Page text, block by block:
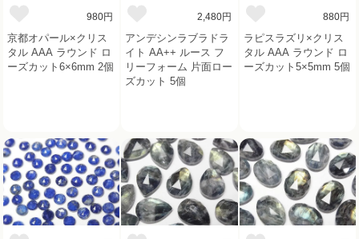
980円
京都オパール×クリス
タル AAA ラウンド ロ
ーズカット6×6mm 2個
2,480円
アンデシンラブラドラ
イト AA++ ルース フ
リーフォーム 片面ロー
ズカット 5個
880円
ラピスラズリ×クリス
タル AAA ラウンド ロ
ーズカット5×5mm 5個